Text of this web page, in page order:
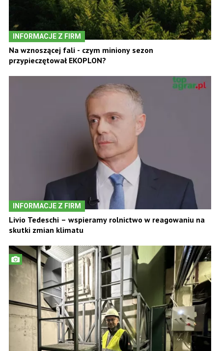
INFORMACJE Z FIRM
Na wznoszącej fali - czym miniony sezon
przypieczętował EKOPLON?
INFORMACJE Z FIRM
Livio Tedeschi – wspieramy rolnictwo w reagowaniu na
skutki zmian klimatu